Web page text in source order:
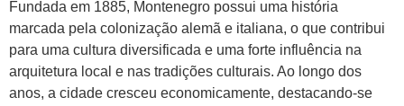
Fundada em 1885, Montenegro possui uma história
marcada pela colonização alemã e italiana, o que contribui
para uma cultura diversificada e uma forte influência na
arquitetura local e nas tradições culturais. Ao longo dos
anos, a cidade cresceu economicamente, destacando-se